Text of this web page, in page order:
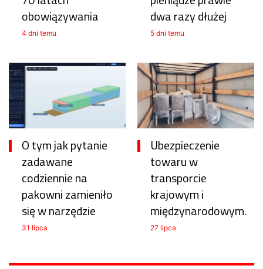
obowiązywania
4 dni temu
dwa razy dłużej
5 dni temu
O tym jak pytanie
zadawane
codziennie na
pakowni zamieniło
się w narzędzie
31 lipca
Ubezpieczenie
towaru w
transporcie
krajowym i
międzynarodowym.
27 lipca